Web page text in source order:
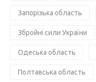
Запорізька область
Збройні сили України
Одеська область
Полтавська область